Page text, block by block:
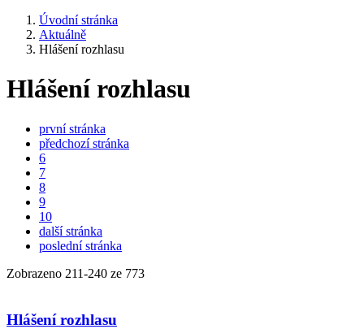
Úvodní stránka
Aktuálně
Hlášení rozhlasu
Hlášení rozhlasu
první stránka
předchozí stránka
6
7
8
9
10
další stránka
poslední stránka
Zobrazeno 211-240 ze 773
Hlášení rozhlasu